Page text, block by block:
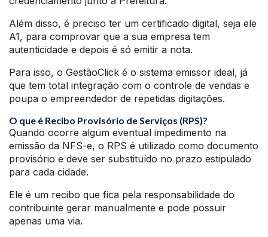
Além disso, é preciso ter um certificado digital, seja ele
A1, para comprovar que a sua empresa tem
autenticidade e depois é só emitir a nota.
Para isso, o GestãoClick é o sistema emissor ideal, já
que tem total integração com o controle de vendas e
poupa o empreendedor de repetidas digitações.
O que é Recibo Provisório de Serviços (RPS)?
Quando ocorre algum eventual impedimento na
emissão da NFS-e, o RPS é utilizado como documento
provisório e deve ser substituído no prazo estipulado
para cada cidade.
Ele é um recibo que fica pela responsabilidade do
contribuinte gerar manualmente e pode possuir
apenas uma via.